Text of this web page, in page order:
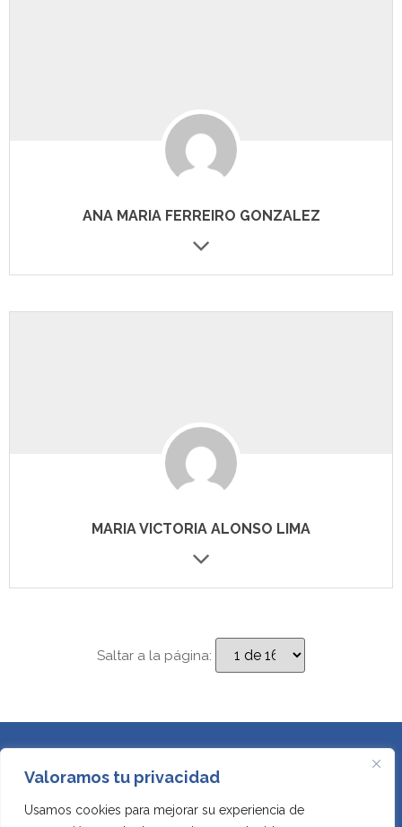
Valoramos tu privacidad
Usamos cookies para mejorar su experiencia de
ANA MARIA FERREIRO GONZALEZ
MARIA VICTORIA ALONSO LIMA
Saltar a la página: